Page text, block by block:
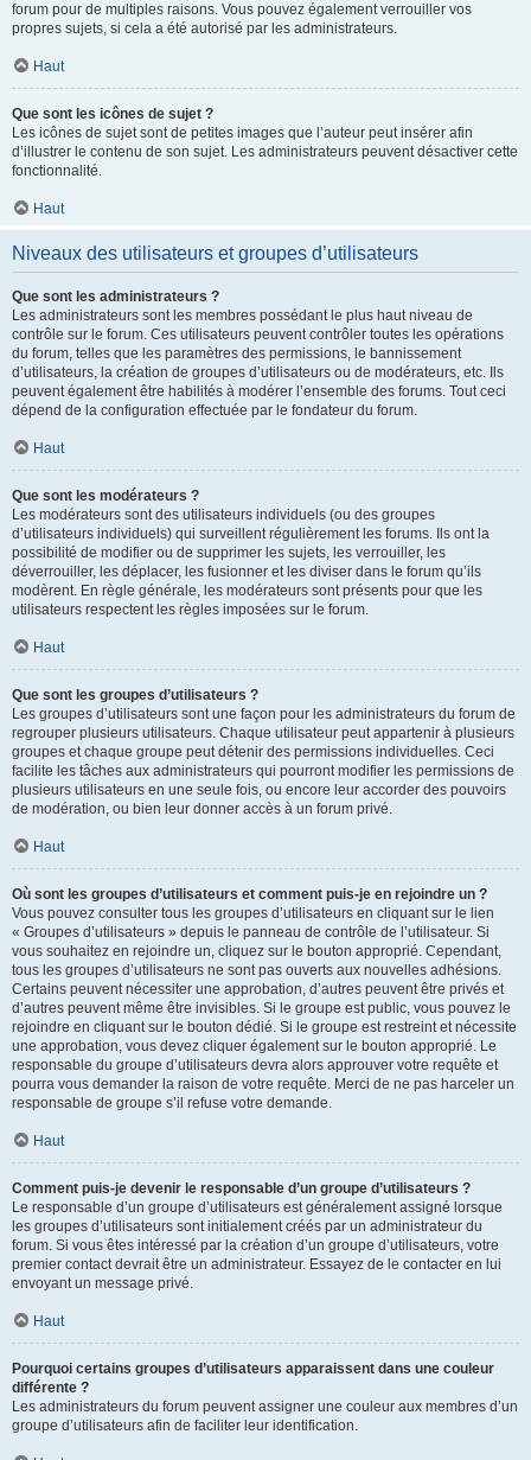
forum pour de multiples raisons. Vous pouvez également verrouiller vos
propres sujets, si cela a été autorisé par les administrateurs.
Haut
Que sont les icônes de sujet ?
Les icônes de sujet sont de petites images que l’auteur peut insérer afin
d’illustrer le contenu de son sujet. Les administrateurs peuvent désactiver cette
fonctionnalité.
Haut
Niveaux des utilisateurs et groupes d’utilisateurs
Que sont les administrateurs ?
Les administrateurs sont les membres possédant le plus haut niveau de
contrôle sur le forum. Ces utilisateurs peuvent contrôler toutes les opérations
du forum, telles que les paramètres des permissions, le bannissement
d’utilisateurs, la création de groupes d’utilisateurs ou de modérateurs, etc. Ils
peuvent également être habilités à modérer l’ensemble des forums. Tout ceci
dépend de la configuration effectuée par le fondateur du forum.
Haut
Que sont les modérateurs ?
Les modérateurs sont des utilisateurs individuels (ou des groupes
d’utilisateurs individuels) qui surveillent régulièrement les forums. Ils ont la
possibilité de modifier ou de supprimer les sujets, les verrouiller, les
déverrouiller, les déplacer, les fusionner et les diviser dans le forum qu’ils
modèrent. En règle générale, les modérateurs sont présents pour que les
utilisateurs respectent les règles imposées sur le forum.
Haut
Que sont les groupes d’utilisateurs ?
Les groupes d’utilisateurs sont une façon pour les administrateurs du forum de
regrouper plusieurs utilisateurs. Chaque utilisateur peut appartenir à plusieurs
groupes et chaque groupe peut détenir des permissions individuelles. Ceci
facilite les tâches aux administrateurs qui pourront modifier les permissions de
plusieurs utilisateurs en une seule fois, ou encore leur accorder des pouvoirs
de modération, ou bien leur donner accès à un forum privé.
Haut
Où sont les groupes d’utilisateurs et comment puis-je en rejoindre un ?
Vous pouvez consulter tous les groupes d’utilisateurs en cliquant sur le lien
« Groupes d’utilisateurs » depuis le panneau de contrôle de l’utilisateur. Si
vous souhaitez en rejoindre un, cliquez sur le bouton approprié. Cependant,
tous les groupes d’utilisateurs ne sont pas ouverts aux nouvelles adhésions.
Certains peuvent nécessiter une approbation, d’autres peuvent être privés et
d’autres peuvent même être invisibles. Si le groupe est public, vous pouvez le
rejoindre en cliquant sur le bouton dédié. Si le groupe est restreint et nécessite
une approbation, vous devez cliquer également sur le bouton approprié. Le
responsable du groupe d’utilisateurs devra alors approuver votre requête et
pourra vous demander la raison de votre requête. Merci de ne pas harceler un
responsable de groupe s’il refuse votre demande.
Haut
Comment puis-je devenir le responsable d’un groupe d’utilisateurs ?
Le responsable d’un groupe d’utilisateurs est généralement assigné lorsque
les groupes d’utilisateurs sont initialement créés par un administrateur du
forum. Si vous êtes intéressé par la création d’un groupe d’utilisateurs, votre
premier contact devrait être un administrateur. Essayez de le contacter en lui
envoyant un message privé.
Haut
Pourquoi certains groupes d’utilisateurs apparaissent dans une couleur
différente ?
Les administrateurs du forum peuvent assigner une couleur aux membres d’un
groupe d’utilisateurs afin de faciliter leur identification.